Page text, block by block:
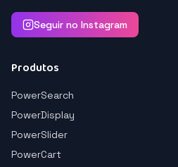
Seguir no Instagram
Produtos
PowerSearch
PowerDisplay
PowerSlider
PowerCart